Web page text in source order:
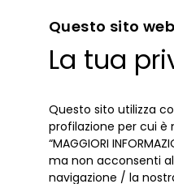
Banca del
Questo sito
La tua
Questo sito utilizza
profilazione per cui è
“MAGGIORI
ma non acconsenti
navigazione / la